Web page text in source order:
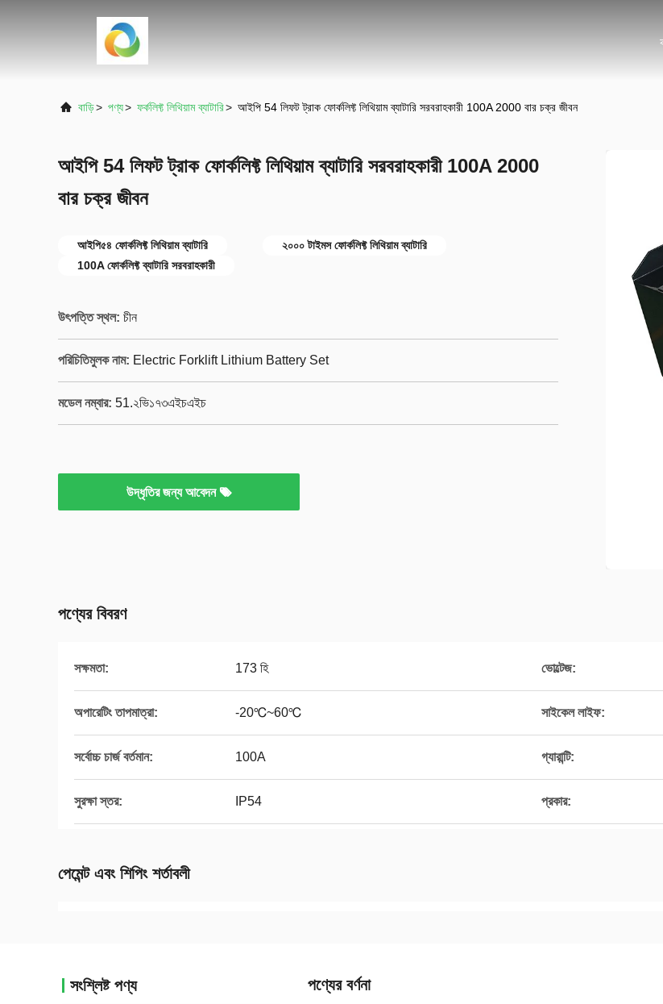
বাড়ি> পণ্য> ফর্কলিফ্ট লিথিয়াম ব্যাটারি> আইপি 54 লিফট ট্রাক ফোর্কলিফ্ট লিথিয়াম ব্যাটারি সরবরাহকারী 100A 2000 বার চক্র জীবন
আইপি 54 লিফট ট্রাক ফোর্কলিফ্ট লিথিয়াম ব্যাটারি সরবরাহকারী 100A 2000
বার চক্র জীবন
আইপি৫৪ ফোর্কলিফ্ট লিথিয়াম ব্যাটারি
২০০০ টাইমস ফোর্কলিফ্ট লিথিয়াম ব্যাটারি
100A ফোর্কলিফ্ট ব্যাটারি সরবরাহকারী
উৎপত্তি স্থল: চীন
পরিচিতিমুলক নাম: Electric Forklift Lithium Battery Set
মডেল নম্বার: 51.২ভি১৭৩এইচএইচ
উদ্ধৃতির জন্য আবেদন
পণ্যের বিবরণ
সক্ষমতা: 173 হি ভোল্টেজ:
অপারেটিং তাপমাত্রা: -20℃~60℃ সাইকেল লাইফ:
সর্বোচ্চ চার্জ বর্তমান: 100A গ্যারান্টি:
সুরক্ষা স্তর: IP54 প্রকার:
পেমেন্ট এবং শিপিং শর্তাবলী
সংশ্লিষ্ট পণ্য পণ্যের বর্ণনা